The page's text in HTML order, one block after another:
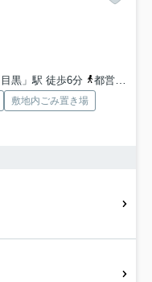
黒」駅 徒歩6分 都営三田線「目黒」駅 徒歩6分
敷地内ごみ置き場